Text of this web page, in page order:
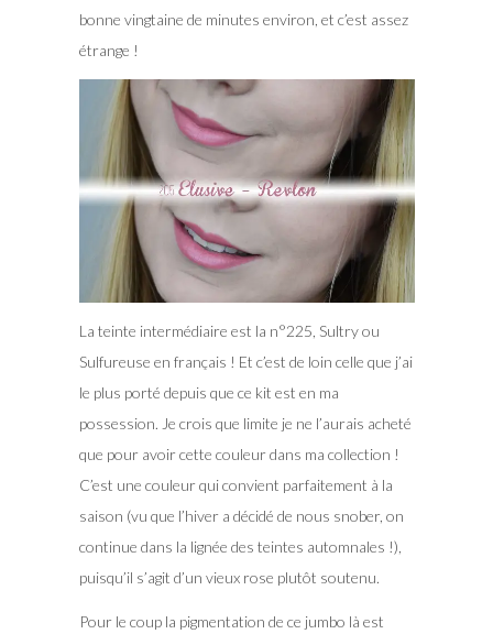
bonne vingtaine de minutes environ, et c’est assez
étrange !
La teinte intermédiaire est la n°225, Sultry ou
Sulfureuse en français ! Et c’est de loin celle que j’ai
le plus porté depuis que ce kit est en ma
possession. Je crois que limite je ne l’aurais acheté
que pour avoir cette couleur dans ma collection !
C’est une couleur qui convient parfaitement à la
saison (vu que l’hiver a décidé de nous snober, on
continue dans la lignée des teintes automnales !),
puisqu’il s’agit d’un vieux rose plutôt soutenu.
Pour le coup la pigmentation de ce jumbo là est